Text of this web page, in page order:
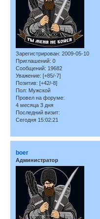
Зарегистрирован: 2009-05-10
Приглашений: 0
Сообщений: 19682
Уважение: [+85/-7]
Позитив: [+42/-8]
Пол: Мужской
Провел на форуме:
4 месяца 3 дня
Последний визит:
Сегодня 15:02:21
boer
Администратор